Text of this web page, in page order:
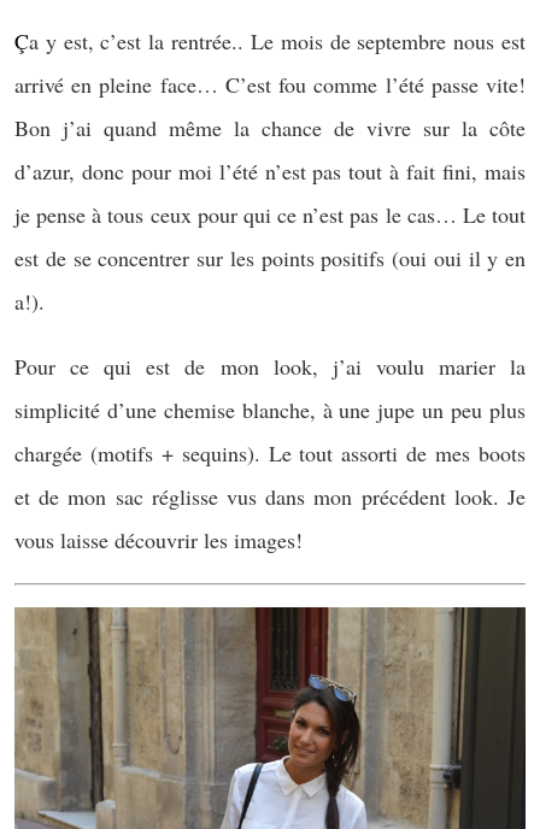
Ça y est, c’est la rentrée.. Le mois de septembre nous est
arrivé en pleine face… C’est fou comme l’été passe vite!
Bon j’ai quand même la chance de vivre sur la côte
d’azur, donc pour moi l’été n’est pas tout à fait fini, mais
je pense à tous ceux pour qui ce n’est pas le cas… Le tout
est de se concentrer sur les points positifs (oui oui il y en
a!).
Pour ce qui est de mon look, j’ai voulu marier la
simplicité d’une chemise blanche, à une jupe un peu plus
chargée (motifs + sequins). Le tout assorti de mes boots
et de mon sac réglisse vus dans mon précédent look. Je
vous laisse découvrir les images!